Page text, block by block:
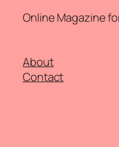
Online Magazine
About
Contact